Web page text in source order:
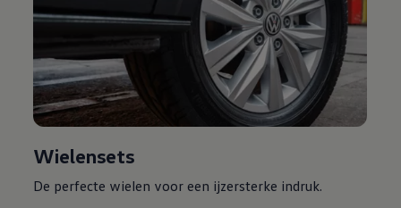
Wielensets
De perfecte wielen voor een ijzersterke indruk.